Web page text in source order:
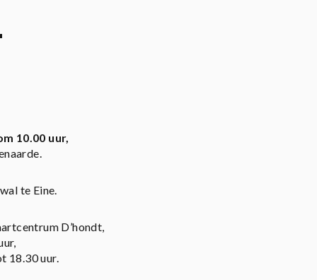
10.00 uur,
te Eine.
D’hondt,
18.30 uur.